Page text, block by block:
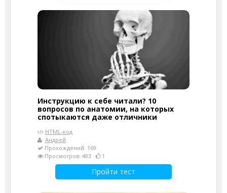
Инструкцию к себе читали? 10
вопросов по анатомии, на которых
спотыкаются даже отличники
HTML-код
Андрей
Прохождений: 169
Просмотров: 483
1
Пройти тест